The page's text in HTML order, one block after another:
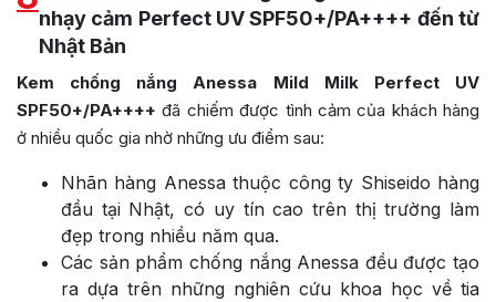
nhạy cảm Perfect UV SPF50+/PA++++ đến từ
Nhật Bản
Kem chống nắng Anessa Mild Milk Perfect UV
SPF50+/PA++++ đã chiếm được tình cảm của khách hàng
ở nhiều quốc gia nhờ những ưu điểm sau:
Nhãn hàng Anessa thuộc công ty Shiseido hàng
đầu tại Nhật, có uy tín cao trên thị trường làm
đẹp trong nhiều năm qua.
Các sản phẩm chống nắng Anessa đều được tạo
ra dựa trên những nghiên cứu khoa học về tia